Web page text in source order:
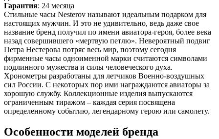
Гарантия: 24 месяца
Стильные часы Nesterov называют идеальным подарком для
настоящих мужчин. И это не удивительно, ведь даже свое
название бренд получил по имени авиатора-героя, более века
назад совершившего «мертвую петлю». Невероятный подвиг
Петра Нестерова потряс весь мир, поэтому сегодня
фирменные часы одноименной марки считаются символами
подлинного мужества и силы человеческого духа.
Хронометры разработаны для летчиков Военно-воздушных
сил России. С некоторых пор ими награждаются авиаторы за
хорошую службу. Коллекционные изделия выпускаются
ограниченным тиражом – каждая серия посвящена
определенному событию, легендарному герою или самолету.
Особенности моделей бренда